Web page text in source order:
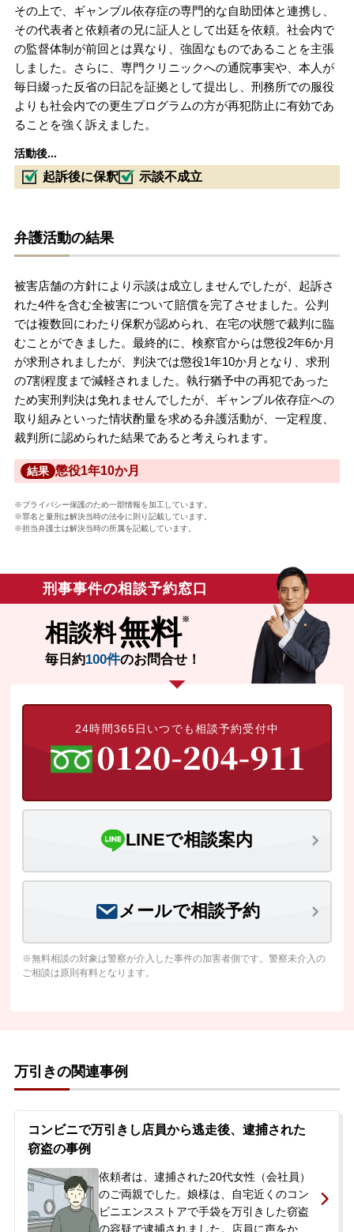
その上で、ギャンブル依存症の専門的な自助団体と連携し、
その代表者と依頼者の兄に証人として出廷を依頼。社会内で
の監督体制が前回とは異なり、強固なものであることを主張
しました。さらに、専門クリニックへの通院事実や、本人が
毎日綴った反省の日記を証拠として提出し、刑務所での服役
よりも社会内での更生プログラムの方が再犯防止に有効であ
ることを強く訴えました。
活動後...
起訴後に保釈 示談不成立
弁護活動の結果
被害店舗の方針により示談は成立しませんでしたが、起訴さ
れた4件を含む全被害について賠償を完了させました。公判
では複数回にわたり保釈が認められ、在宅の状態で裁判に臨
むことができました。最終的に、検察官からは懲役2年6か月
が求刑されましたが、判決では懲役1年10か月となり、求刑
の7割程度まで減軽されました。執行猶予中の再犯であった
ため実刑判決は免れませんでしたが、ギャンブル依存症への
取り組みといった情状酌量を求める弁護活動が、一定程度、
裁判所に認められた結果であると考えられます。
結果 懲役1年10か月
※プライバシー保護のため一部情報を加工しています。
※罪名と量刑は解決当時の法令に則り記載しています。
※担当弁護士は解決当時の所属を記載しています。
刑事事件の相談予約窓口
相談料無料
毎日約100件のお問合せ！
24時間365日いつでも相談予約受付中
LINEで相談案内
メールで相談予約
※無料相談の対象は警察が介入した事件の加害者側です。警察未介入の
ご相談は原則有料となります。
万引きの関連事例
コンビニで万引きし店員から逃走後、逮捕された
窃盗の事例
依頼者は、逮捕された20代女性（会社員）
のご両親でした。娘様は、自宅近くのコン
ビニエンスストアで手袋を万引きした窃盗
の容疑で逮捕されました。店員に声をかけ